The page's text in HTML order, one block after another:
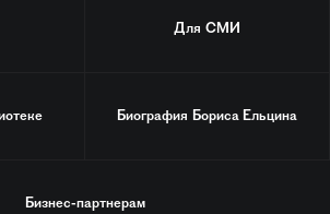
Для СМИ
Биография Бориса Ельцина
Бизнес-партнерам